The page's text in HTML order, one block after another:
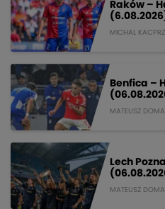
Raków –
MICHAL
Benfica –
MATEUSZ
Lech
MATEUSZ